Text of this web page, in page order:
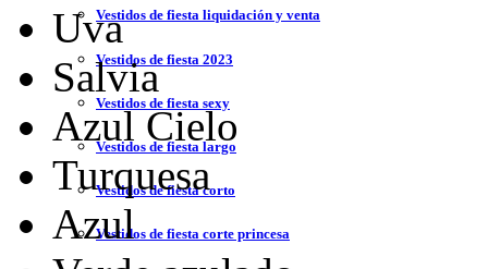
Vestidos de fiesta liquidación y venta
Vestidos de fiesta 2023
Vestidos de fiesta sexy
Vestidos de fiesta largo
Vestidos de fiesta corto
Vestidos de fiesta corte princesa
Uva
Salvia
Azul Cielo
Turquesa
Azul